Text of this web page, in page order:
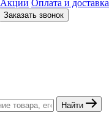
Акции Оплата и доставка
Заказать звонок
Найти